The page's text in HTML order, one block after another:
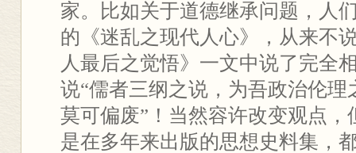
家。比如关于道德继承问题，人
的《迷乱之现代人心》，从来不
人最后之觉悟》一文中说了完全
说“儒者三纲之说，为吾政治伦
莫可偏废”！当然容许改变观点
是在多年来出版的思想史料集，